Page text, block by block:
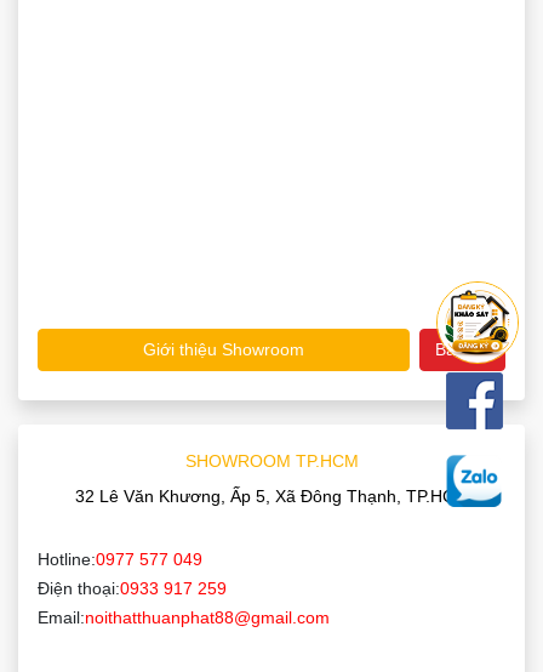
Giới thiệu Showroom Bản đồ
SHOWROOM TP.HCM
32 Lê Văn Khương, Ấp 5, Xã Đông Thạnh, TP.HCM
Hotline:0977 577 049
Điện thoại:0933 917 259
Email:noithatthuanphat88@gmail.com